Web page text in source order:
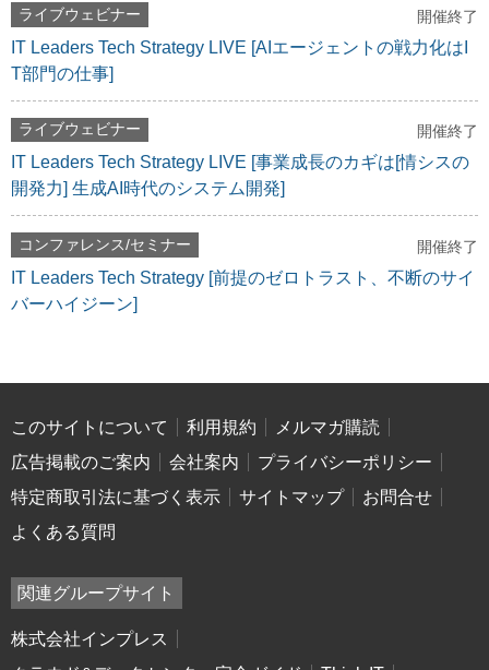
ライブウェビナー 開催終了
IT Leaders Tech Strategy LIVE [AIエージェントの戦力化はI
T部門の仕事]
ライブウェビナー 開催終了
IT Leaders Tech Strategy LIVE [事業成長のカギは[情シスの
開発力] 生成AI時代のシステム開発]
コンファレンス/セミナー 開催終了
IT Leaders Tech Strategy [前提のゼロトラスト、不断のサイ
バーハイジーン]
このサイトについて 利用規約
メルマガ購読
広告掲載のご案内
会社案内
プライバシーポリシー
特定商取引法に基づく表示
サイトマップ
お問合せ
よくある質問
関連グループサイト
株式会社インプレス